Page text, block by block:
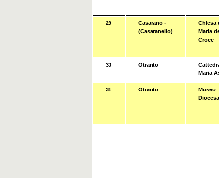
29
Casarano -
(Casaranello)
Chiesa
Maria
Croce
30 Otranto
Maria
31 Otranto
Museo